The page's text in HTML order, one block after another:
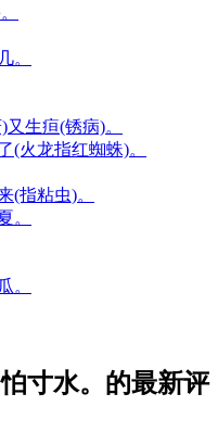
。
生疸(锈病)。
(火龙指红蜘蛛)。
(指粘虫)。
。
。
寸水。的最新评